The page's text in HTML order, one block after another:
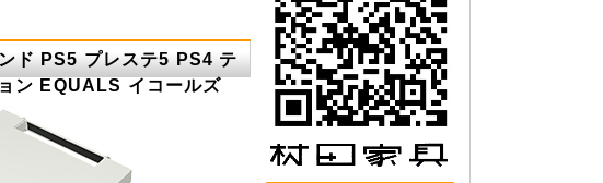
ド PS5 プレステ5 PS4 テ
ン EQUALS イコールズ